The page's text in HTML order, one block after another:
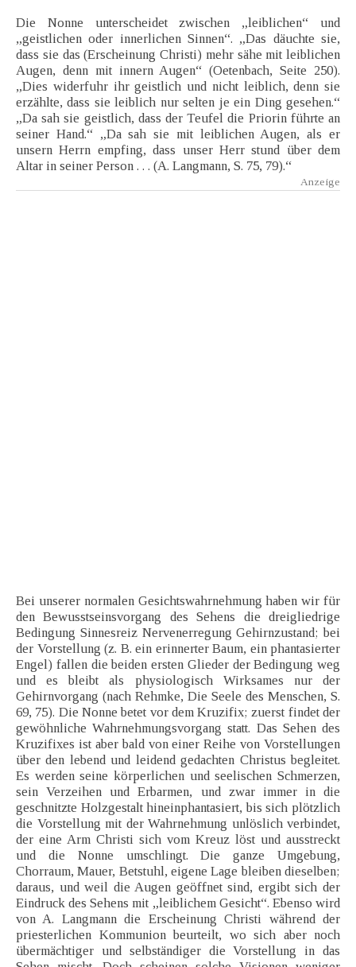
Die Nonne unterscheidet zwischen „leiblichen“ und
„geistlichen oder innerlichen Sinnen“. „Das däuchte sie,
dass sie das (Erscheinung Christi) mehr sähe mit leiblichen
Augen, denn mit innern Augen“ (Oetenbach, Seite 250).
„Dies widerfuhr ihr geistlich und nicht leiblich, denn sie
erzählte, dass sie leiblich nur selten je ein Ding gesehen.“
„Da sah sie geistlich, dass der Teufel die Priorin führte an
seiner Hand.“ „Da sah sie mit leiblichen Augen, als er
unsern Herrn empfing, dass unser Herr stund über dem
Altar in seiner Person . . . (A. Langmann, S. 75, 79).“
Bei unserer normalen Gesichtswahrnehmung haben wir für
den Bewusstseinsvorgang des Sehens die dreigliedrige
Bedingung Sinnesreiz Nervenerregung Gehirnzustand; bei
der Vorstellung (z. B. ein erinnerter Baum, ein phantasierter
Engel) fallen die beiden ersten Glieder der Bedingung weg
und es bleibt als physiologisch Wirksames nur der
Gehirnvorgang (nach Rehmke, Die Seele des Menschen, S.
69, 75). Die Nonne betet vor dem Kruzifix; zuerst findet der
gewöhnliche Wahrnehmungsvorgang statt. Das Sehen des
Kruzifixes ist aber bald von einer Reihe von Vorstellungen
über den lebend und leidend gedachten Christus begleitet.
Es werden seine körperlichen und seelischen Schmerzen,
sein Verzeihen und Erbarmen, und zwar immer in die
geschnitzte Holzgestalt hineinphantasiert, bis sich plötzlich
die Vorstellung mit der Wahrnehmung unlöslich verbindet,
der eine Arm Christi sich vom Kreuz löst und ausstreckt
und die Nonne umschlingt. Die ganze Umgebung,
Chorraum, Mauer, Betstuhl, eigene Lage bleiben dieselben;
daraus, und weil die Augen geöffnet sind, ergibt sich der
Eindruck des Sehens mit „leiblichem Gesicht“. Ebenso wird
von A. Langmann die Erscheinung Christi während der
priesterlichen Kommunion beurteilt, wo sich aber noch
übermächtiger und selbständiger die Vorstellung in das